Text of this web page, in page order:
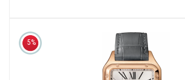
5%